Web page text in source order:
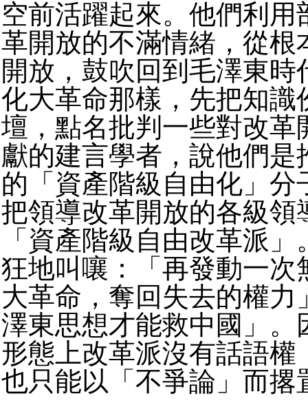
空前活躍起來。他們利用
革開放的不滿情緒，從根
開放，鼓吹回到毛澤東時
化大革命那樣，先把知識
壇，點名批判一些對改革
獻的建言學者，說他們是
的「資產階級自由化」分
把領導改革開放的各級領
「資產階級自由改革派
狂地叫嚷：「再發動一次
大革命，奪回失去的權力
澤東思想才能救中國」。
形態上改革派沒有話語權
也只能以「不爭論」而撂